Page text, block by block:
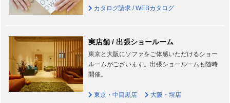
カタログ請求 / WEBカタログ
実店舗 / 出張ショールーム
東京と大阪にソファをご体感いただけるショー
ルームがございます。出張ショールームも随時
開催。
東京・中目黒店
大阪・堺店